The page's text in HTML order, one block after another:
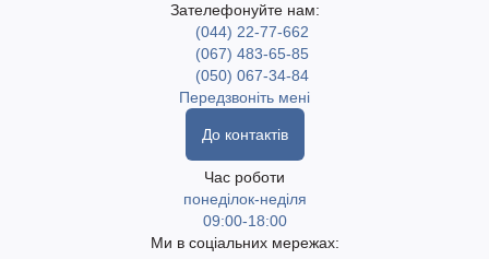
Зателефонуйте нам:
(044) 22-77-662
(067) 483-65-85
(050) 067-34-84
Передзвоніть мені
До контактів
Час роботи
понеділок-неділя
09:00-18:00
Ми в соціальних мережах: